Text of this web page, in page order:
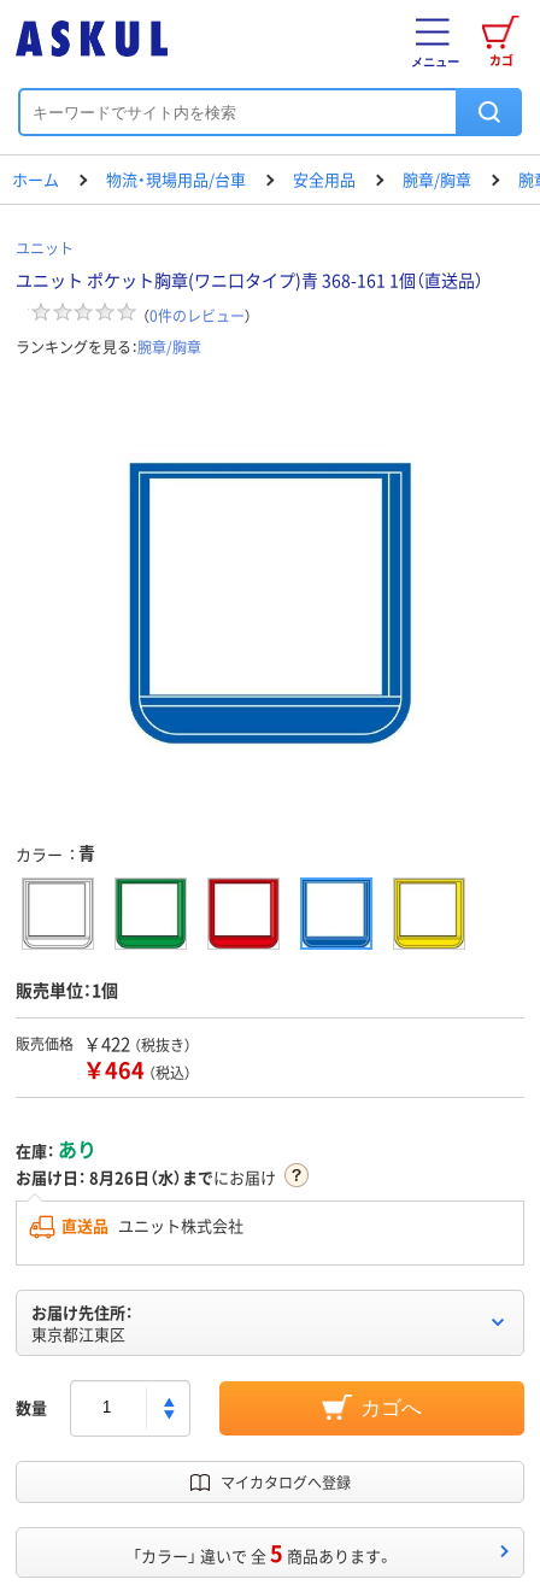
カゴ
メニュー
ホーム 物流・現場用品/台車 安全用品 腕章/胸章 腕
ユニット
ユニット ポケット胸章(ワニ口タイプ)青 368-161 1個（直送品）
（0件のレビュー）
ランキングを見る：腕章/胸章
カラー 青
販売単位：1個
販売価格 ￥422 （税抜き）
￥464 （税込）
在庫： あり
お届け日： 8月26日（水）までにお届け
直送品 ユニット株式会社
お届け先住所：
東京都江東区
数量 カゴへ
マイカタログへ登録
「カラー」 違いで 全5 商品あります。